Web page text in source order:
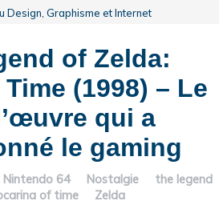
Design, Graphisme et Internet
of Zelda:
(1998) – Le
qui a
le gaming
Nintendo 64 Nostalgie
the legend
of time
Zelda